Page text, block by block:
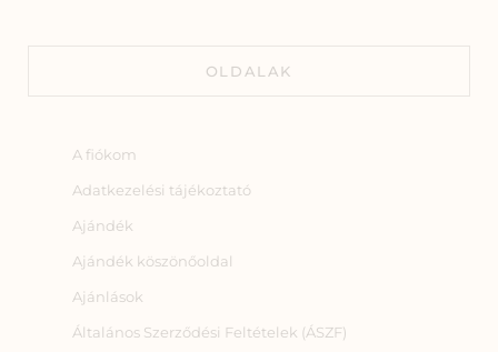
OLDALAK
A fiókom
Adatkezelési tájékoztató
Ajándék
Ajándék köszönőoldal
Ajánlások
Általános Szerződési Feltételek (ÁSZF)